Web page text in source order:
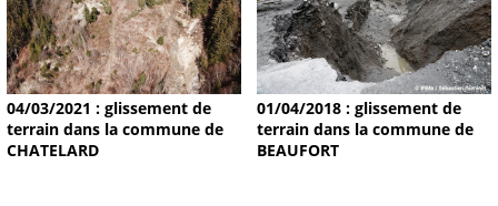
04/03/2021 : glissement de
terrain dans la commune de
CHATELARD
01/04/2018 : glissement de
terrain dans la commune de
BEAUFORT